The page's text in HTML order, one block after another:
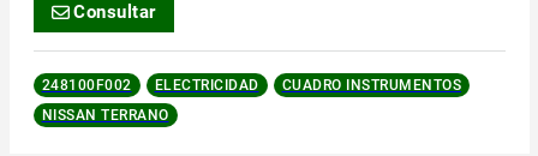
Consultar
248100F002 ELECTRICIDAD
CUADRO INSTRUMENTOS
NISSAN TERRANO